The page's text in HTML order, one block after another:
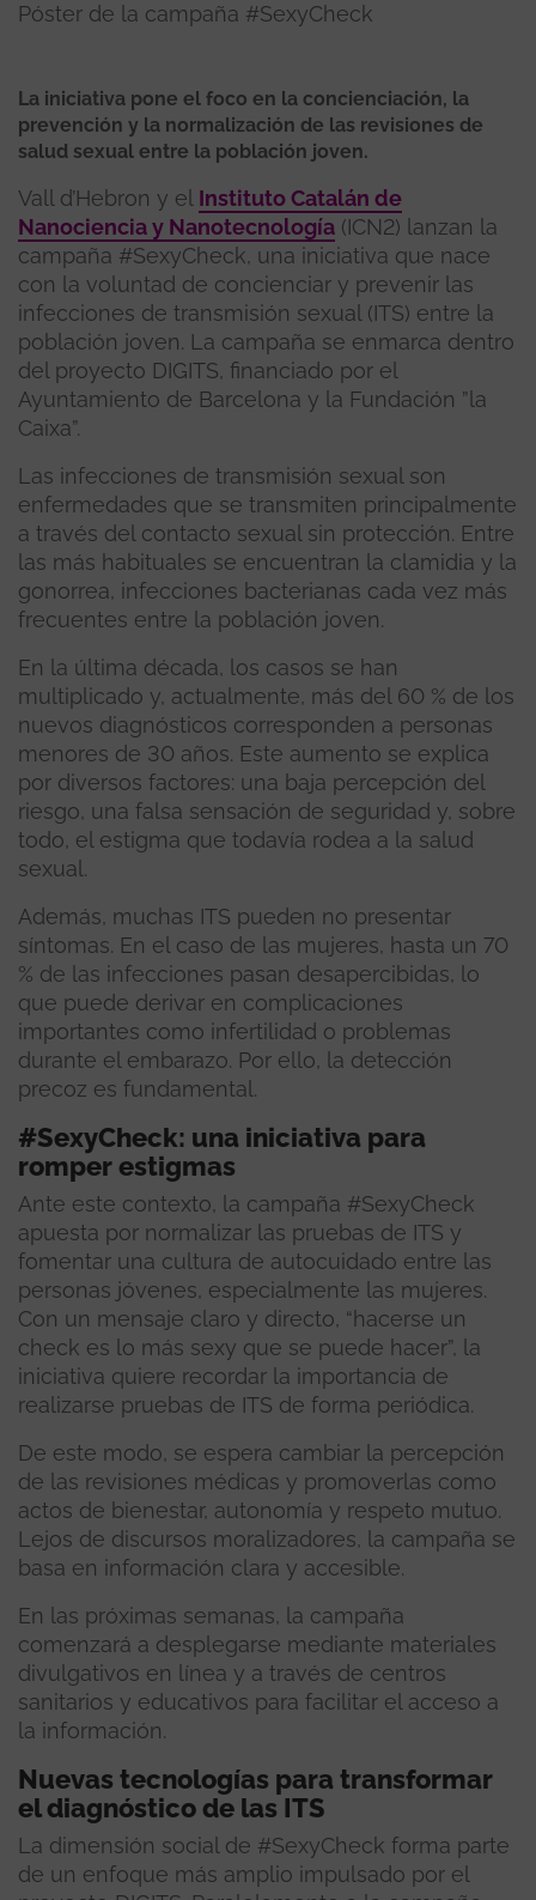
Póster de la campaña #SexyCheck
La iniciativa pone el foco en la concienciación, la
prevención y la normalización de las revisiones de
salud sexual entre la población joven.
Vall d’Hebron y el Instituto Catalán de
Nanociencia y Nanotecnología (ICN2) lanzan la
campaña #SexyCheck, una iniciativa que nace
con la voluntad de concienciar y prevenir las
infecciones de transmisión sexual (ITS) entre la
población joven. La campaña se enmarca dentro
del proyecto DIGITS, financiado por el
Ayuntamiento de Barcelona y la Fundación ”la
Caixa”.
Las infecciones de transmisión sexual son
enfermedades que se transmiten principalmente
a través del contacto sexual sin protección. Entre
las más habituales se encuentran la clamidia y la
gonorrea, infecciones bacterianas cada vez más
frecuentes entre la población joven.
En la última década, los casos se han
multiplicado y, actualmente, más del 60 % de los
nuevos diagnósticos corresponden a personas
menores de 30 años. Este aumento se explica
por diversos factores: una baja percepción del
riesgo, una falsa sensación de seguridad y, sobre
todo, el estigma que todavía rodea a la salud
sexual.
Además, muchas ITS pueden no presentar
síntomas. En el caso de las mujeres, hasta un 70
% de las infecciones pasan desapercibidas, lo
que puede derivar en complicaciones
importantes como infertilidad o problemas
durante el embarazo. Por ello, la detección
precoz es fundamental.
#SexyCheck: una iniciativa para
romper estigmas
Ante este contexto, la campaña #SexyCheck
apuesta por normalizar las pruebas de ITS y
fomentar una cultura de autocuidado entre las
personas jóvenes, especialmente las mujeres.
Con un mensaje claro y directo, “hacerse un
check es lo más sexy que se puede hacer”, la
iniciativa quiere recordar la importancia de
realizarse pruebas de ITS de forma periódica.
De este modo, se espera cambiar la percepción
de las revisiones médicas y promoverlas como
actos de bienestar, autonomía y respeto mutuo.
Lejos de discursos moralizadores, la campaña se
basa en información clara y accesible.
En las próximas semanas, la campaña
comenzará a desplegarse mediante materiales
divulgativos en línea y a través de centros
sanitarios y educativos para facilitar el acceso a
la información.
Nuevas tecnologías para transformar
el diagnóstico de las ITS
La dimensión social de #SexyCheck forma parte
de un enfoque más amplio impulsado por el